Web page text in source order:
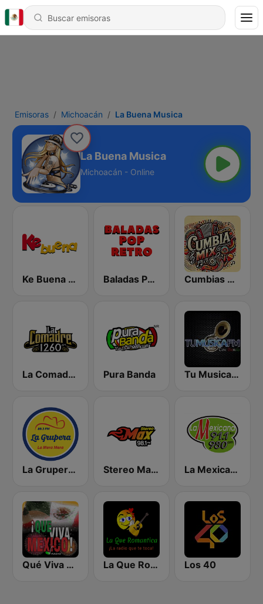
Emisoras Michoacán La Buena Musica
La Buena Musica
Michoacán - Online
Ke Buena 92.9 FM Baladas Pop Retro Cumbias Mix
La Comadre 1260 AM Pura Banda Tu Musica FM Con Banda
La Grupera 89.3 FM Stereo Max 98.1 FM La Mexicana 91.1 FM
Qué Viva México Radio La Que Romantica Los 40